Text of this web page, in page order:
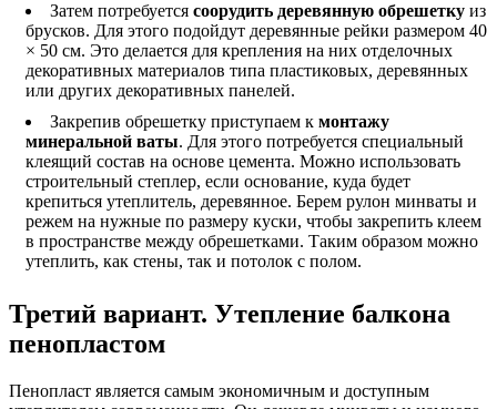
Затем потребуется соорудить деревянную обрешетку из
брусков. Для этого подойдут деревянные рейки размером 40
× 50 см. Это делается для крепления на них отделочных
декоративных материалов типа пластиковых, деревянных
или других декоративных панелей.
Закрепив обрешетку приступаем к монтажу
минеральной ваты. Для этого потребуется специальный
клеящий состав на основе цемента. Можно использовать
строительный степлер, если основание, куда будет
крепиться утеплитель, деревянное. Берем рулон минваты и
режем на нужные по размеру куски, чтобы закрепить клеем
в пространстве между обрешетками. Таким образом можно
утеплить, как стены, так и потолок с полом.
Третий вариант. Утепление балкона
пенопластом
Пенопласт является самым экономичным и доступным